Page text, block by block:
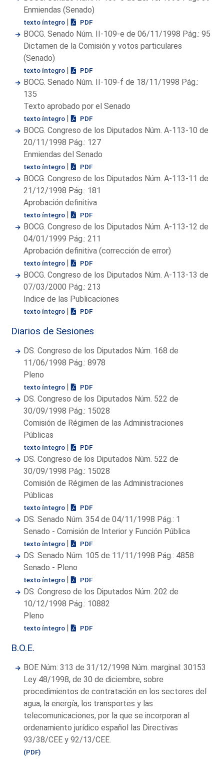
Enmiendas (Senado)
texto íntegro | PDF
BOCG. Senado Núm. II-109-e de 06/11/1998 Pág.: 95
Dictamen de la Comisión y votos particulares
(Senado)
texto íntegro | PDF
BOCG. Senado Núm. II-109-f de 18/11/1998 Pág.:
135
Texto aprobado por el Senado
texto íntegro | PDF
BOCG. Congreso de los Diputados Núm. A-113-10 de
20/11/1998 Pág.: 127
Enmiendas del Senado
texto íntegro | PDF
BOCG. Congreso de los Diputados Núm. A-113-11 de
21/12/1998 Pág.: 181
Aprobación definitiva
texto íntegro | PDF
BOCG. Congreso de los Diputados Núm. A-113-12 de
04/01/1999 Pág.: 211
Aprobación definitiva (corrección de error)
texto íntegro | PDF
BOCG. Congreso de los Diputados Núm. A-113-13 de
07/03/2000 Pág.: 213
Indice de las Publicaciones
texto íntegro | PDF
Diarios de Sesiones
DS. Congreso de los Diputados Núm. 168 de
11/06/1998 Pág.: 8978
Pleno
texto íntegro | PDF
DS. Congreso de los Diputados Núm. 522 de
30/09/1998 Pág.: 15028
Comisión de Régimen de las Administraciones
Públicas
texto íntegro | PDF
DS. Congreso de los Diputados Núm. 522 de
30/09/1998 Pág.: 15028
Comisión de Régimen de las Administraciones
Públicas
texto íntegro | PDF
DS. Senado Núm. 354 de 04/11/1998 Pág.: 1
Senado - Comisión de Interior y Función Pública
texto íntegro | PDF
DS. Senado Núm. 105 de 11/11/1998 Pág.: 4858
Senado - Pleno
texto íntegro | PDF
DS. Congreso de los Diputados Núm. 202 de
10/12/1998 Pág.: 10882
Pleno
texto íntegro | PDF
B.O.E.
BOE Núm: 313 de 31/12/1998 Núm. marginal: 30153
Ley 48/1998, de 30 de diciembre, sobre
procedimientos de contratación en los sectores del
agua, la energía, los transportes y las
telecomunicaciones, por la que se incorporan al
ordenamiento jurídico español las Directivas
93/38/CEE y 92/13/CEE.
(PDF)